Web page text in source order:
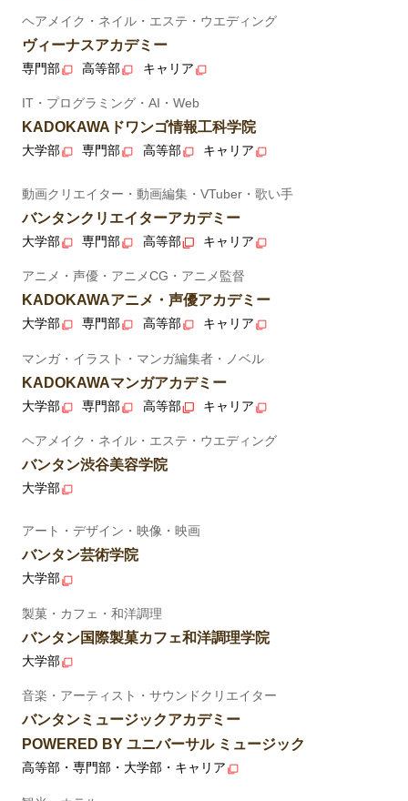
ヘアメイク・ネイル・エステ・ウエディング
ヴィーナスアカデミー
専門部 高等部 キャリア
IT・プログラミング・AI・Web
KADOKAWAドワンゴ情報工科学院
大学部 専門部 高等部 キャリア
動画クリエイター・動画編集・VTuber・歌い手
バンタンクリエイターアカデミー
大学部 専門部 高等部 キャリア
アニメ・声優・アニメCG・アニメ監督
KADOKAWAアニメ・声優アカデミー
大学部 専門部 高等部 キャリア
マンガ・イラスト・マンガ編集者・ノベル
KADOKAWAマンガアカデミー
大学部 専門部 高等部 キャリア
ヘアメイク・ネイル・エステ・ウエディング
バンタン渋谷美容学院
大学部
アート・デザイン・映像・映画
バンタン芸術学院
大学部
製菓・カフェ・和洋調理
バンタン国際製菓カフェ和洋調理学院
大学部
音楽・アーティスト・サウンドクリエイター
バンタンミュージックアカデミー
POWERED BY ユニバーサル ミュージック
高等部・専門部・大学部・キャリア